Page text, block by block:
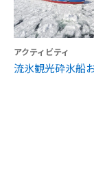
アクティビティ
流氷観光砕氷船